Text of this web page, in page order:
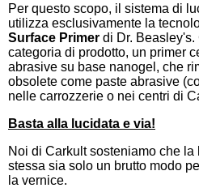
Per questo scopo, il sistema di
utilizza esclusivamente la
Surface Primer di Dr. Beasley's.
categoria di prodotto, un primer
abrasive su base nanogel, che
obsolete come paste abrasive
nelle carrozzerie o nei centri di
Basta alla lucidata e via!
Noi di Carkult sosteniamo che
stessa sia solo un brutto modo
la vernice.